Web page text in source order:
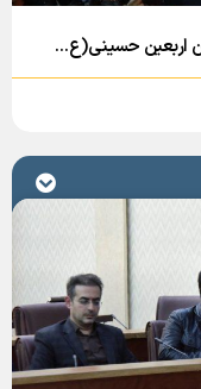
همایش بزرگ پیاده‌روی خانوادگی جاماندگان اربعین حسینی(ع) با حضور گسترده اقشار مختلف مردم، مسئولان استانی و شهرستانی در منطقه آزاد ماکو برگزار شد.